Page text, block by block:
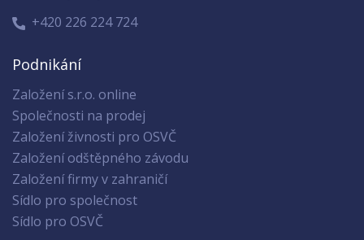
+420 226 224 724
Podnikání
Založení s.r.o. online
Společnosti na prodej
Založení živnosti pro OSVČ
Založení odštěpného závodu
Založení firmy v zahraničí
Sídlo pro společnost
Sídlo pro OSVČ